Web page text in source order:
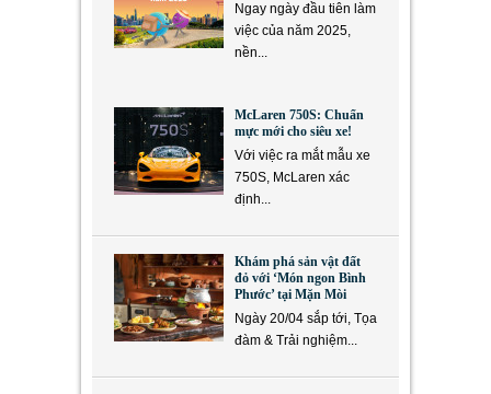
Ngay ngày đầu tiên làm
việc của năm 2025,
nền...
McLaren 750S: Chuẩn
mực mới cho siêu xe!
Với việc ra mắt mẫu xe
750S, McLaren xác
định...
Khám phá sản vật đất
đỏ với ‘Món ngon Bình
Phước’ tại Mặn Mòi
Ngày 20/04 sắp tới, Tọa
đàm & Trải nghiệm...